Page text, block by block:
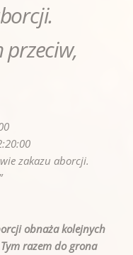
przeciw,
obnaża kolejnych
razem do grona